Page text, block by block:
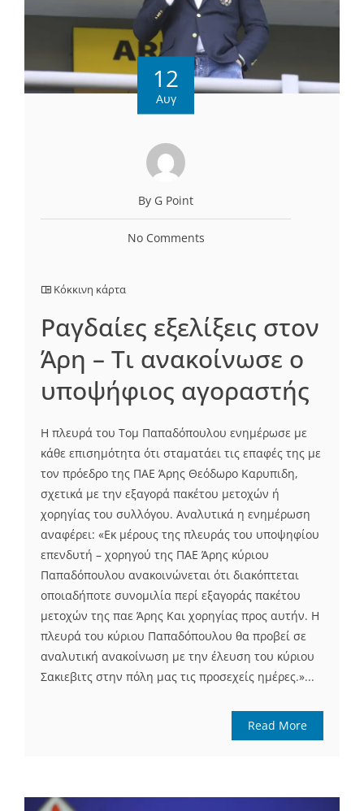
12
Αυγ
By G Point
No Comments
Κόκκινη κάρτα
Ραγδαίες εξελίξεις στον
Άρη – Τι ανακοίνωσε ο
υποψήφιος αγοραστής
Η πλευρά του Τομ Παπαδόπουλου ενημέρωσε με
κάθε επισημότητα ότι σταματάει τις επαφές της με
τον πρόεδρο της ΠΑΕ Άρης Θεόδωρο Καρυπιδη,
σχετικά με την εξαγορά πακέτου μετοχών ή
χορηγίας του συλλόγου. Αναλυτικά η ενημέρωση
αναφέρει: «Εκ μέρους της πλευράς του υποψηφίου
επενδυτή – χορηγού της ΠΑΕ Άρης κύριου
Παπαδόπουλου ανακοινώνεται ότι διακόπτεται
οποιαδήποτε συνομιλία περί εξαγοράς πακέτου
μετοχών της παε Άρης Και χορηγίας προς αυτήν. Η
πλευρά του κύριου Παπαδόπουλου θα προβεί σε
αναλυτική ανακοίνωση με την έλευση του κύριου
Σακιεβιτς στην πόλη μας τις προσεχείς ημέρες.»...
Read More